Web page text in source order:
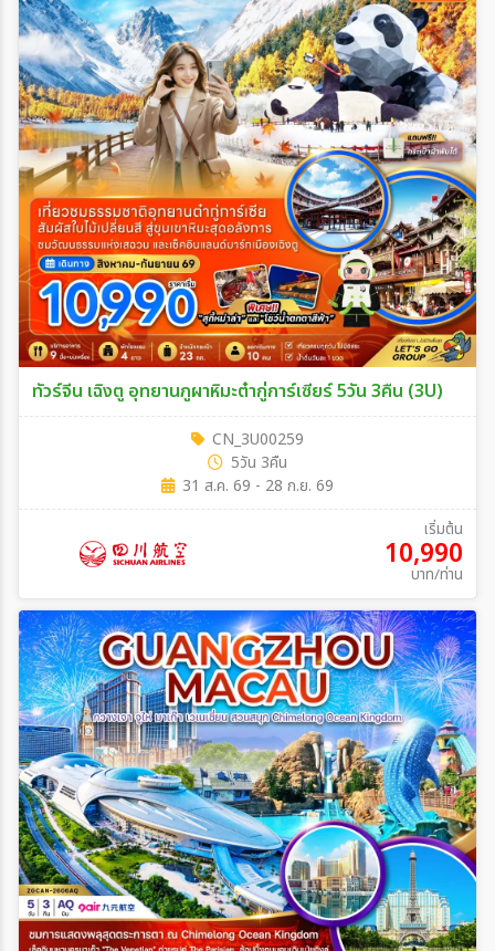
ทัวร์จีน เฉิงตู อุทยานภูผาหิมะต๋ากู่การ์เซียร์ 5วัน 3คืน (3U)
CN_3U00259
5วัน 3คืน
31 ส.ค. 69 - 28 ก.ย. 69
เริ่มต้น
10,990
บาท/ท่าน